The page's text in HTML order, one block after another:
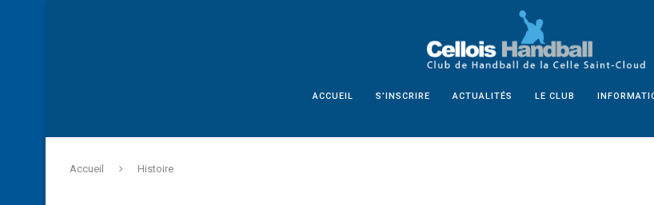
ACCUEIL S’INSCRIRE ACTUALITÉS LE CLUB
Accueil Histoire